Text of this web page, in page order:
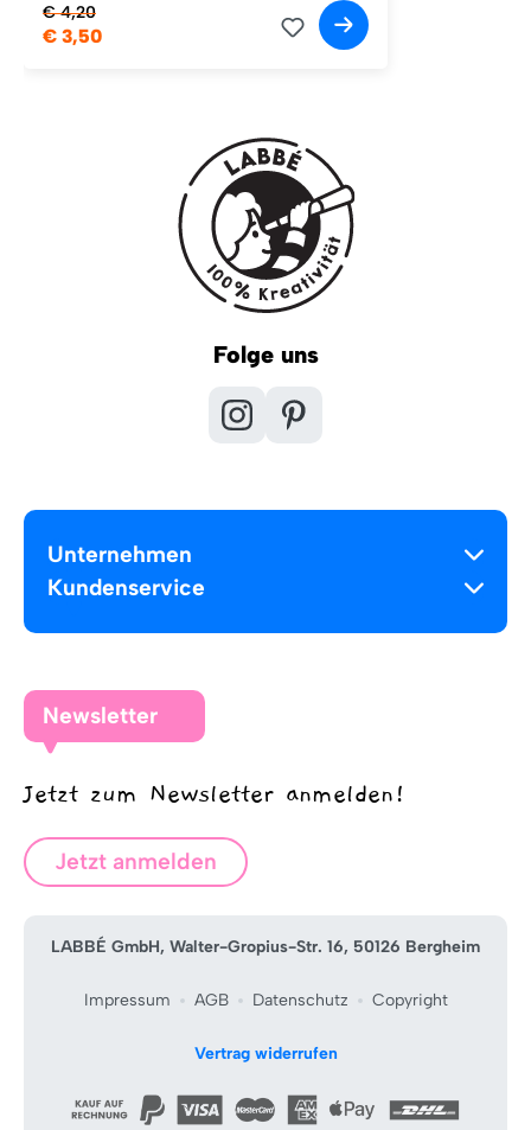
€ 3,50
€ 4,20
Folge uns
Unternehmen
Kundenservice
Newsletter
Jetzt zum Newsletter anmelden!
Jetzt anmelden
LABBÉ GmbH, Walter-Gropius-Str. 16, 50126 Bergheim
Impressum AGB Datenschutz Copyright
Vertrag widerrufen